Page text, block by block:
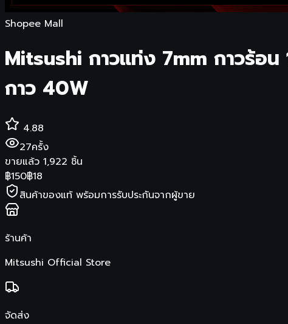
Shopee Mall
Mitsushi กาวแท่ง 7mm กาวร้อ
กาว 40W
4.88
27ครั้ง
ขายแล้ว 1,922 ชิ้น
฿150฿18
สินค้าของแท้ พร้อมการรับประกันจากผู้ขาย
ร้านค้า
Mitsushi Official Store
จัดส่ง